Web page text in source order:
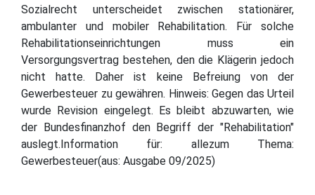
Sozialrecht unterscheidet zwischen stationärer,
ambulanter und mobiler Rehabilitation. Für solche
Rehabilitationseinrichtungen muss ein
Versorgungsvertrag bestehen, den die Klägerin jedoch
nicht hatte. Daher ist keine Befreiung von der
Gewerbesteuer zu gewähren. Hinweis: Gegen das Urteil
wurde Revision eingelegt. Es bleibt abzuwarten, wie
der Bundesfinanzhof den Begriff der "Rehabilitation"
auslegt.Information für: allezum Thema:
Gewerbesteuer(aus: Ausgabe 09/2025)